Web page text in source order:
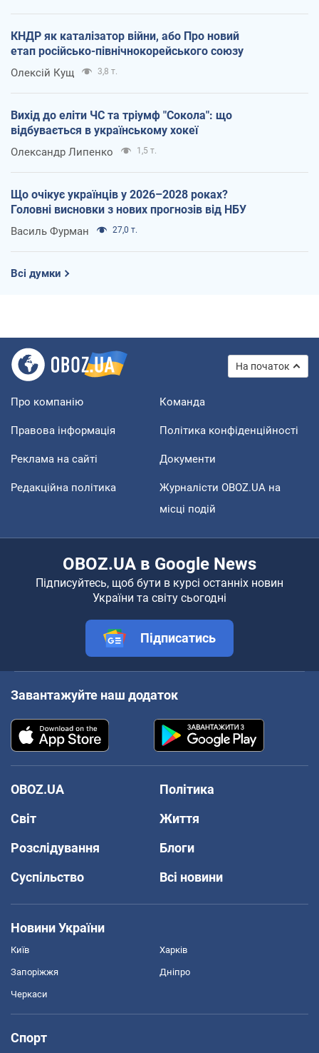
КНДР як каталізатор війни, або Про новий
етап російсько-північнокорейського союзу
Олексій Кущ 3,8 т.
Вихід до еліти ЧС та тріумф "Сокола": що
відбувається в українському хокеї
Олександр Липенко 1,5 т.
Що очікує українців у 2026–2028 роках?
Головні висновки з нових прогнозів від НБУ
Василь Фурман 27,0 т.
Всі думки
На початок
Про компанію Команда
Правова інформація Політика конфіденційності
Реклама на сайті Документи
Редакційна політика
Журналісти OBOZ.UA на
місці подій
OBOZ.UA в Google News
Підписуйтесь, щоб бути в курсі останніх новин
України та світу сьогодні
Підписатись
Завантажуйте наш додаток
OBOZ.UA
Політика
Світ
Життя
Розслідування
Блоги
Суспільство
Всі новини
Новини України
Київ Харків
Запоріжжя Дніпро
Черкаси
Спорт